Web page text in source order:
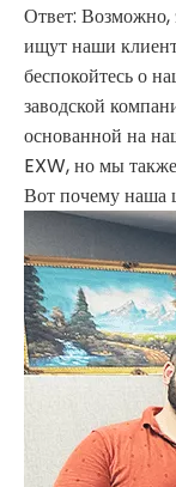
Ответ: Возможно,
ищут наши
беспокойтесь о
заводской
основанной на
EXW, но мы
Вот почему наша